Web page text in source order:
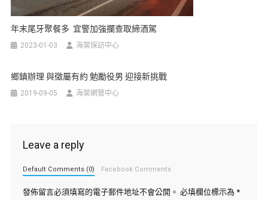
年末尾牙聚餐多 宜警加強攔查取締酒駕
2023-01-03 海棠採訪中心
鄉鎮辦理 與徵屬有約 勉勵役男 迎接新挑戰
2019-09-05 海棠網管中心
Leave a reply
Default Comments (0) Facebook Comments
發佈留言必須填寫的電子郵件地址不會公開。 必填欄位標示為 *